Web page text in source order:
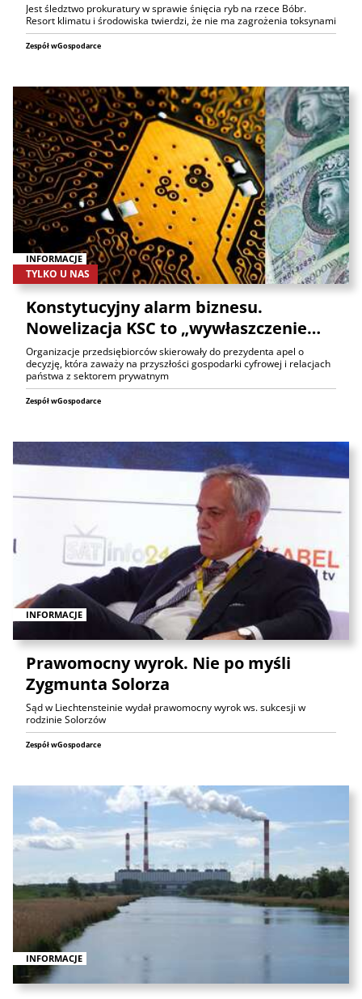
Jest śledztwo prokuratury w sprawie śnięcia ryb na rzece Bóbr.
Resort klimatu i środowiska twierdzi, że nie ma zagrożenia toksynami
Zespół wGospodarce
INFORMACJE
TYLKO U NAS
Konstytucyjny alarm biznesu.
Nowelizacja KSC to „wywłaszczenie…
Organizacje przedsiębiorców skierowały do prezydenta apel o
decyzję, która zaważy na przyszłości gospodarki cyfrowej i relacjach
państwa z sektorem prywatnym
Zespół wGospodarce
INFORMACJE
Prawomocny wyrok. Nie po myśli
Zygmunta Solorza
Sąd w Liechtensteinie wydał prawomocny wyrok ws. sukcesji w
rodzinie Solorzów
Zespół wGospodarce
INFORMACJE